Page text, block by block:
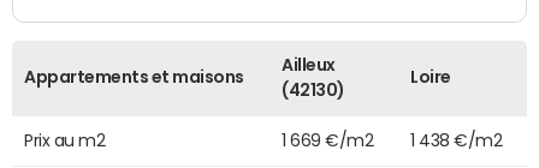
Appartements et maisons
Ailleux
(42130)
Loire
Prix au m2 1 669 €/m2 1 438 €/m2